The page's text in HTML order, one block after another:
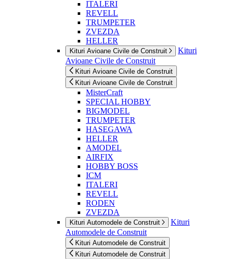
ITALERI
REVELL
TRUMPETER
ZVEZDA
HELLER
Kituri Avioane Civile de Construit
Kituri
Avioane Civile de Construit
Kituri Avioane Civile de Construit
Kituri Avioane Civile de Construit
MisterCraft
SPECIAL HOBBY
BIGMODEL
TRUMPETER
HASEGAWA
HELLER
AMODEL
AIRFIX
HOBBY BOSS
ICM
ITALERI
REVELL
RODEN
ZVEZDA
Kituri Automodele de Construit
Kituri
Automodele de Construit
Kituri Automodele de Construit
Kituri Automodele de Construit